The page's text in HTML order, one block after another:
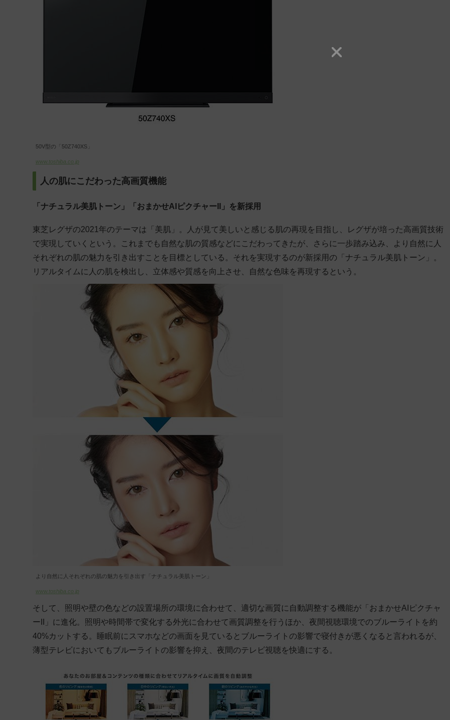
50V型の「50Z740XS」
www.toshiba.co.jp
人の肌にこだわった高画質機能
「ナチュラル美肌トーン」「おまかせAIピクチャーII」を新採用
東芝レグザの2021年のテーマは「美肌」。人が見て美しいと感じる肌の再現を目指し、レグザが培った高画質技術
で実現していくという。これまでも自然な肌の質感などにこだわってきたが、さらに一歩踏み込み、より自然に人
それぞれの肌の魅力を引き出すことを目標としている。それを実現するのが新採用の「ナチュラル美肌トーン」。
リアルタイムに人の肌を検出し、立体感や質感を向上 させ、自然な色味を再現するという。
より自然に人それぞれの肌の魅力を引き出す「ナチュラル美肌トーン」
www.toshiba.co.jp
そして、照明や壁の色などの設置場所の環境に合わせて、適切な画質に自動調整する機能が「おまかせAIピクチャ
ーII」に進化。 照明や時間帯で変化する外光に合わせて画質調整を行うほか、夜間視聴環境でのブルーライトを約
40%カットする。睡眠前にスマホなどの画面を見ているとブルーライトの影響で寝付きが悪くなると言われるが、
薄型テレビにおいてもブルーライトの影響を抑え、夜間のテレビ視聴を快適にする。